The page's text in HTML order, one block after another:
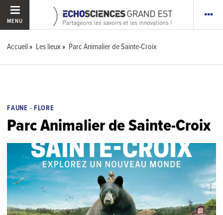
MENU
Accueil Les lieux Parc Animalier de Sainte-Croix
FAUNE - FLORE
Parc Animalier de Sainte-Croix